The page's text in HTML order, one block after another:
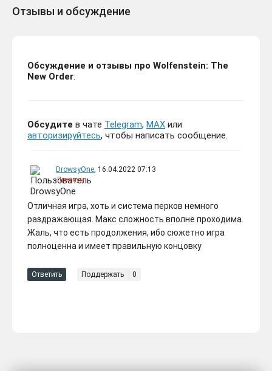
Отзывы и обсуждение
Обсуждение и отзывы про Wolfenstein: The
New Order:
Обсудите в чате Telegram, MAX или
авторизируйтесь, чтобы написать сообщение.
DrowsyOne, 16.04.2022 07:13
Премиум
Отличная игра, хоть и система перков немного
раздражающая. Макс сложность вполне проходима.
Жаль, что есть продолжения, ибо сюжетно игра
полноценна и имеет правильную концовку
Ответить Поддержать 0